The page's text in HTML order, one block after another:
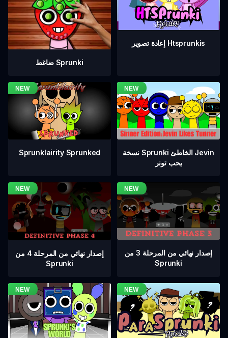
ضاغط Sprunki
إعادة تصوير Htsprunkis
Sprunklairity Sprunked
نسخة Sprunki الخاطئ Jevin
يحب تونر
إصدار نهائي من المرحلة 4 من
Sprunki
إصدار نهائي من المرحلة 3 من
Sprunki